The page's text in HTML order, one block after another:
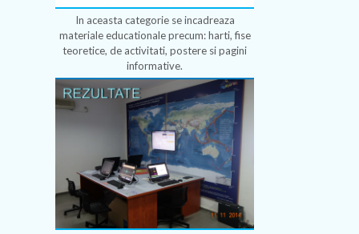
In aceasta categorie se incadreaza
materiale educationale precum: harti, fise
teoretice, de activitati, postere si pagini
informative.